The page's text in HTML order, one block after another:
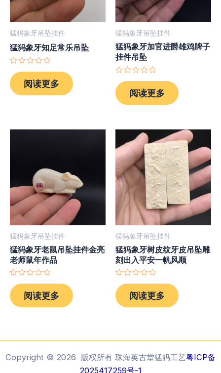
猛犸象牙吊坠挂件
猛犸象牙知足常乐吊坠
分
0
&sol;
阅读更多
猛犸象牙吊坠挂件
猛犸象牙加官进爵雄鸡牌子
挂件吊坠
分
0
&sol;
阅读更多
猛犸象牙吊坠挂件
猛犸象牙老鼠吊坠挂件金亮
老师鼠年作品
评
分
0
&sol;
阅读更多
猛犸象牙吊坠挂件
猛犸象牙树皮纹牙皮吊坠雕
刻出入平安一帆风顺
评
分
0
&sol;
阅读更多
Copyright © 2026 版权所有 珠海英古堂猛犸工艺粤ICP备
2025417259号-1